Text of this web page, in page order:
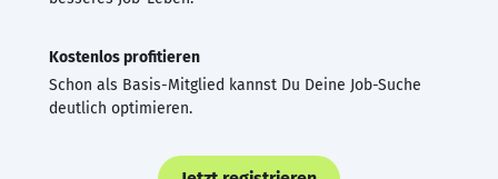
Kostenlos profitieren
Schon als Basis-Mitglied kannst Du Deine Job-Suche
deutlich optimieren.